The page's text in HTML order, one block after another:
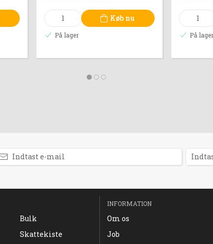
Køb nu
På lager På
Bulk
Skattekiste
INFORMATION
Om os
Job